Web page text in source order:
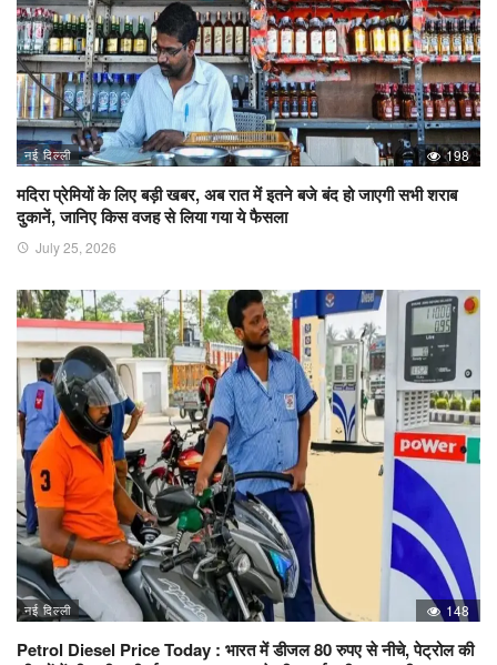
नई दिल्ली 198
मदिरा प्रेमियों के लिए बड़ी खबर, अब रात में इतने बजे बंद हो जाएगी सभी शराब
दुकानें, जानिए किस वजह से लिया गया ये फैसला
July 25, 2026
नई दिल्ली 148
Petrol Diesel Price Today : भारत में डीजल 80 रुपए से नीचे, पेट्रोल की